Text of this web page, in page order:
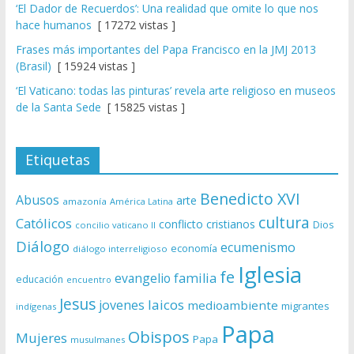
‘El Dador de Recuerdos’: Una realidad que omite lo que nos
hace humanos [ 17272 vistas ]
Frases más importantes del Papa Francisco en la JMJ 2013
(Brasil) [ 15924 vistas ]
‘El Vaticano: todas las pinturas’ revela arte religioso en museos
de la Santa Sede [ 15825 vistas ]
Etiquetas
Abusos amazonía América Latina arte Benedicto XVI
Católicos concilio vaticano II conflicto cristianos cultura Dios
Diálogo diálogo interreligioso economía ecumenismo
educación encuentro evangelio familia fe Iglesia
indígenas Jesus jovenes laicos medioambiente migrantes
Mujeres musulmanes Obispos Papa Papa